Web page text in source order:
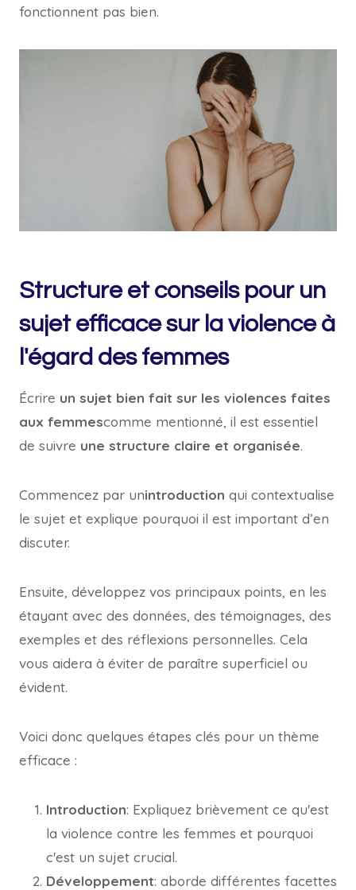
fonctionnent pas bien.
Structure et conseils pour un
sujet efficace sur la violence à
l'égard des femmes
Écrire un sujet bien fait sur les violences faites
aux femmescomme mentionné, il est essentiel
de suivre une structure claire et organisée.
Commencez par unintroduction qui contextualise
le sujet et explique pourquoi il est important d’en
discuter.
Ensuite, développez vos principaux points, en les
étayant avec des données, des témoignages, des
exemples et des réflexions personnelles. Cela
vous aidera à éviter de paraître superficiel ou
évident.
Voici donc quelques étapes clés pour un thème
efficace :
Introduction: Expliquez brièvement ce qu'est
la violence contre les femmes et pourquoi
c'est un sujet crucial.
Développement: aborde différentes facettes